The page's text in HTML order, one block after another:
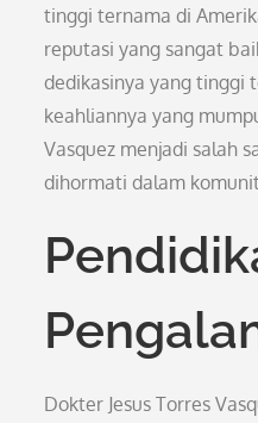
tinggi ternama di
reputasi yang sangat
dedikasinya yang tinggi
keahliannya yang
Vasquez menjadi salah
dihormati dalam
Dokter Jesus Torres